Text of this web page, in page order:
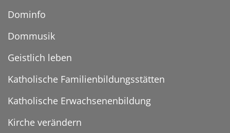
Dominfo
Dommusik
Geistlich leben
Katholische Familienbildungsstätten
Katholische Erwachsenenbildung
Kirche verändern